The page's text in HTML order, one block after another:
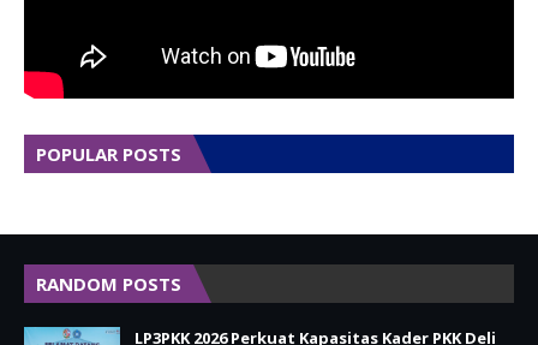
POPULAR POSTS
RANDOM POSTS
LP3PKK 2026 Perkuat Kapasitas Kader PKK Deli